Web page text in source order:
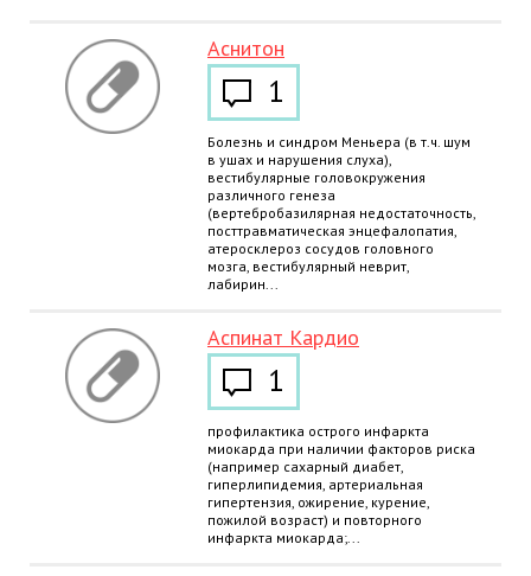
Аснитон
1
Болезнь и синдром Меньера (в т.ч. шум
в ушах и нарушения слуха),
вестибулярные головокружения
различного генеза
(вертебробазилярная недостаточность,
посттравматическая энцефалопатия,
атеросклероз сосудов головного
мозга, вестибулярный неврит,
лабирин...
Аспинат Кардио
1
профилактика острого инфаркта
миокарда при наличии факторов риска
(например сахарный диабет,
гиперлипидемия, артериальная
гипертензия, ожирение, курение,
пожилой возраст) и повторного
инфаркта миокарда;...